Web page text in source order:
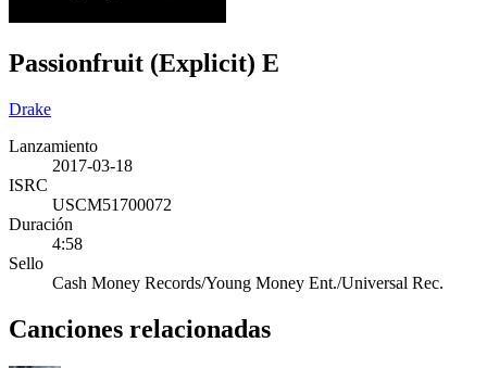
Passionfruit (Explicit) E
Drake
Lanzamiento
2017-03-18
ISRC
USCM51700072
Duración
4:58
Sello
Cash Money Records/Young Money Ent./Universal Rec.
Canciones relacionadas